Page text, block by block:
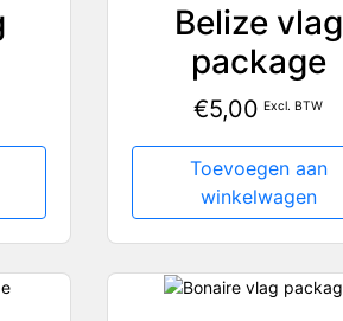
Belize vlag
package
€5,00 Excl. BTW
Toevoegen aan
winkelwagen